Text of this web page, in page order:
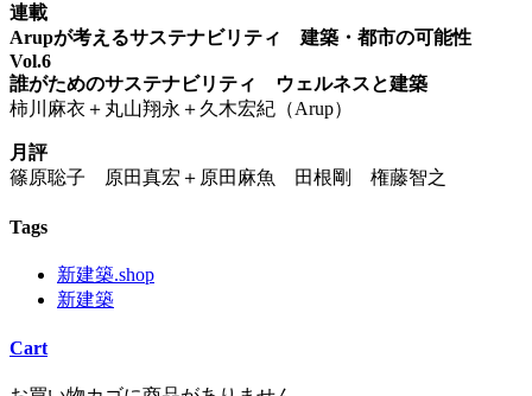
連載
Arupが考えるサステナビリティ 建築・都市の可能性
Vol.6
誰がためのサステナビリティ ウェルネスと建築
柿川麻衣＋丸山翔永＋久木宏紀（Arup）
月評
篠原聡子 原田真宏＋原田麻魚 田根剛 権藤智之
Tags
新建築.shop
新建築
Cart